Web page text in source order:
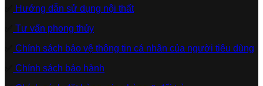
Hướng dẫn sử dụng nội thất
Tư vấn phong thủy
Chính sách bảo vệ thông tin cá nhân của người tiêu dùng
Chính sách bảo hành